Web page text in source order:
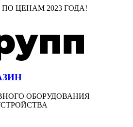
ЦЕНАМ 2023 ГОДА!
ОБОРУДОВАНИЯ